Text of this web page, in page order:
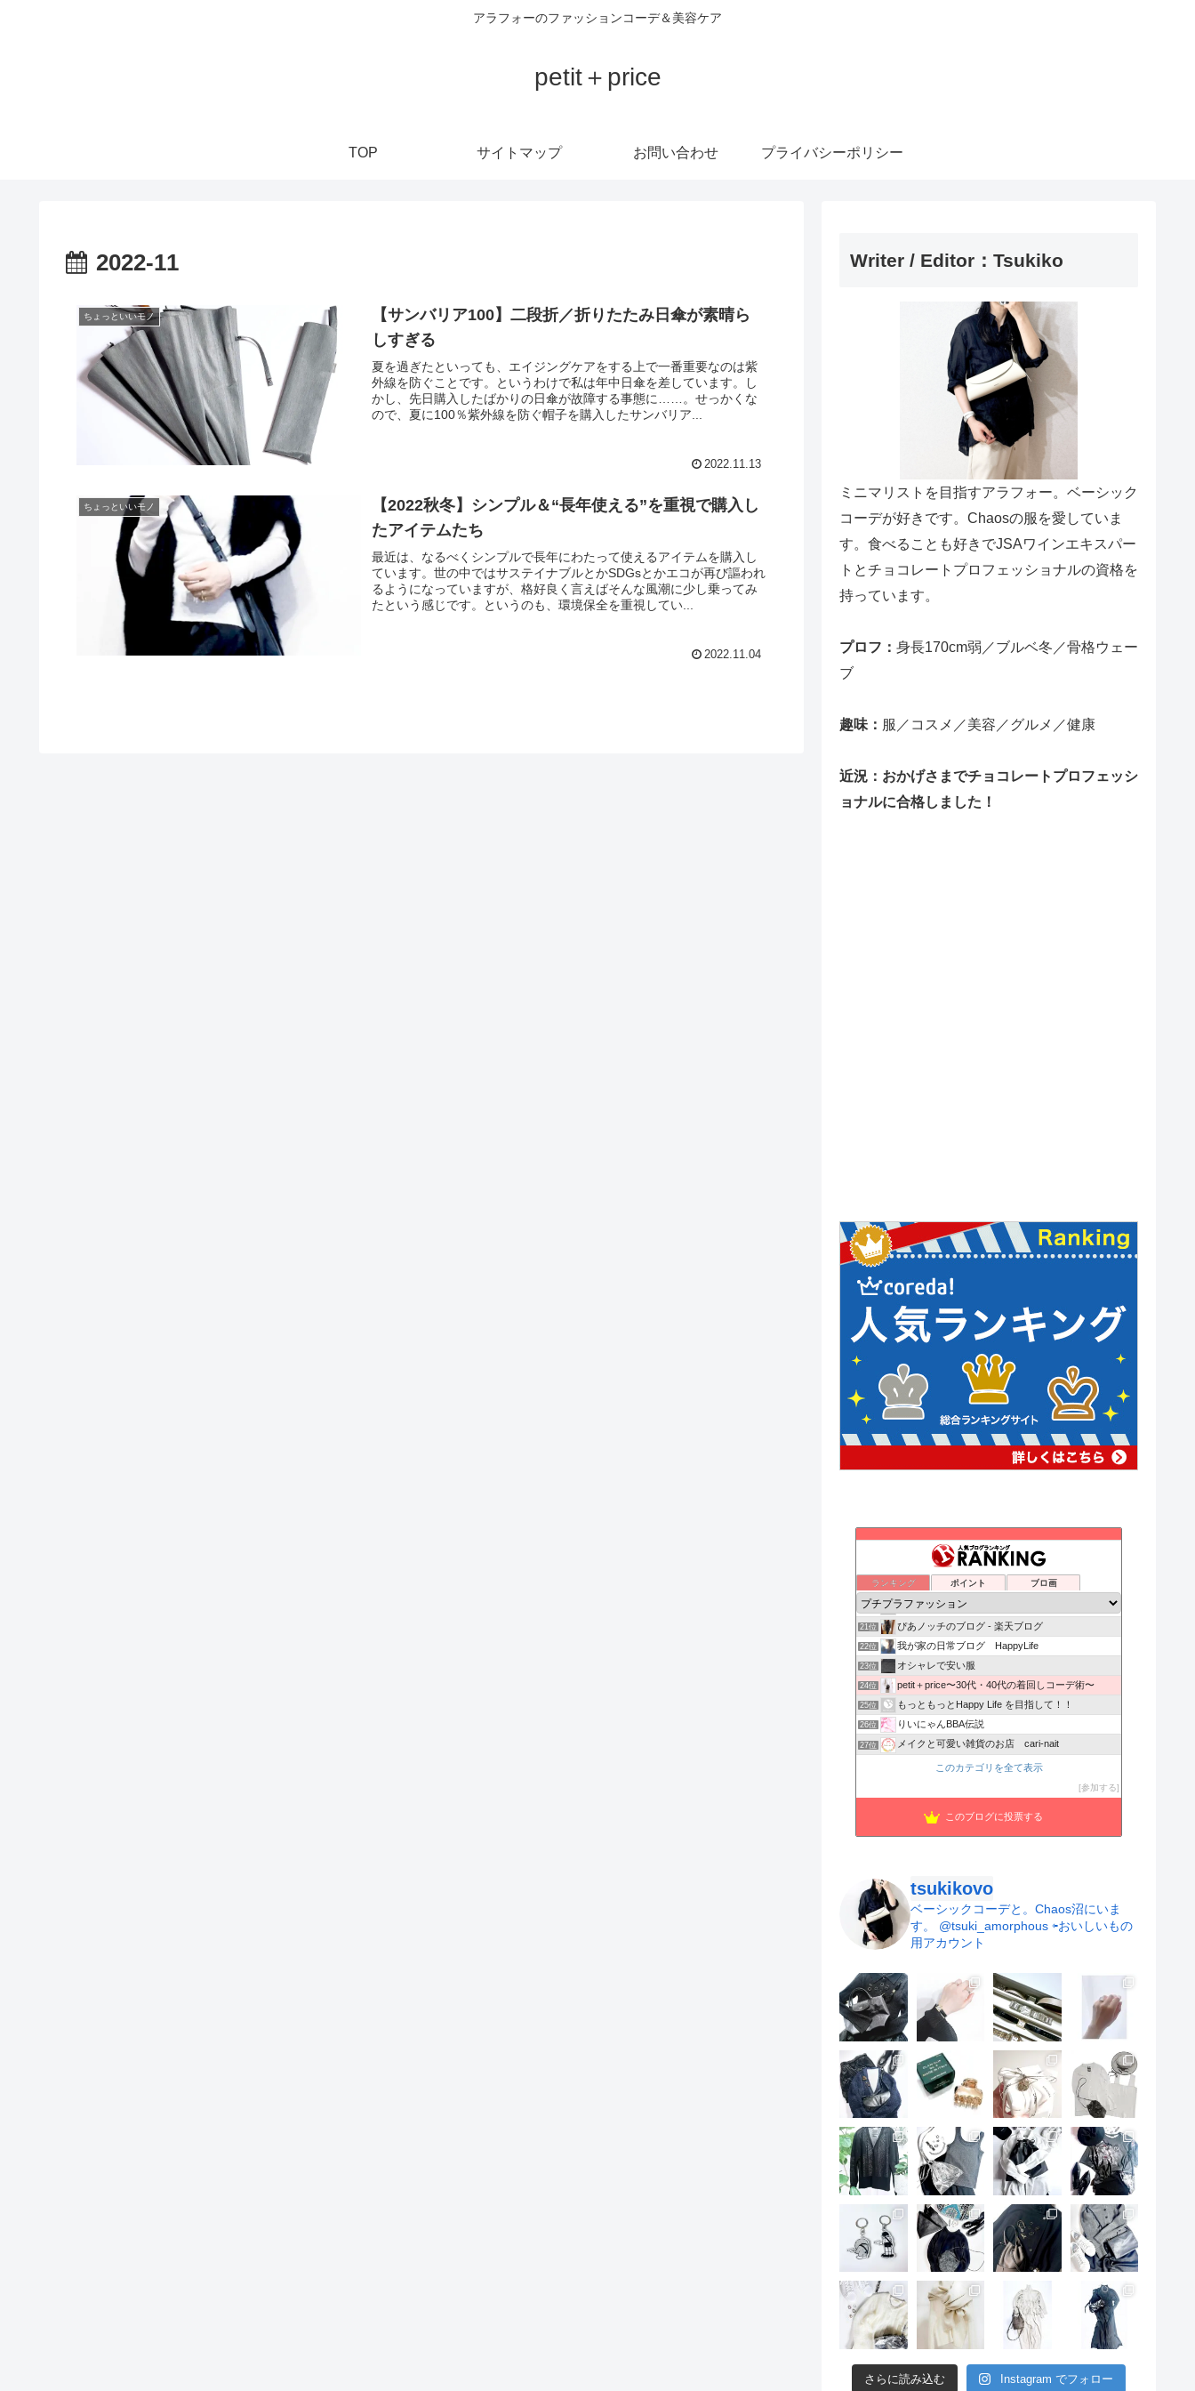
アラフォーのファッションコーデ＆美容ケア
petit＋price
TOP サイトマップ お問い合わせ プライバシーポリシー
2022-11
ちょっといいモノ
【サンバリア100】二段折／折りたたみ日傘が素晴ら
しすぎる
夏を過ぎたといっても、エイジングケアをする上で一番重要なのは紫
外線を防ぐことです。というわけで私は年中日傘を差しています。し
かし、先日購入したばかりの日傘が故障する事態に……。せっかくな
ので、夏に100％紫外線を防ぐ帽子を購入したサンバリア...
2022.11.13
ちょっといいモノ
【2022秋冬】シンプル＆“長年使える”を重視で購入し
たアイテムたち
最近は、なるべくシンプルで長年にわたって使えるアイテムを購入し
ています。世の中ではサステイナブルとかSDGsとかエコが再び謳われ
るようになっていますが、格好良く言えばそんな風潮に少し乗ってみ
たという感じです。というのも、環境保全を重視してい...
2022.11.04
Writer / Editor：Tsukiko
ミニマリストを目指すアラフォー。ベーシック
コーデが好きです。Chaosの服を愛していま
す。食べることも好きでJSAワインエキスパー
トとチョコレートプロフェッショナルの資格を
持っています。
プロフ： 身長170cm弱／ブルベ冬／骨格ウェー
ブ
趣味： 服／コスメ／美容／グルメ／健康
近況：おかげさまでチョコレートプロフェッシ
ョナルに合格しました！
ランキング ポイント ブロ画
小顔を作り出すヘアサロン＆エステ「NON EDGE」
Sサイズママでもおしゃれしたい！
19位 miyaco's diary
20位 通販で実現！海外セレブ＆芸能人ファッションブログ
21位 ぴあノッチのブログ - 楽天ブログ
22位 我が家の日常ブログ HappyLife
23位 オシャレで安い服
24位 petit＋price〜30代・40代の着回しコーデ術〜
25位 もっともっとHappy Life を目指して！！
26位 りいにゃんBBA伝説
27位 メイクと可愛い雑貨のお店 cari-nait
元ライターrikokoママのプチプラ好き
ﾌﾞﾝ子の赤裸々ぶろぐ。
このカテゴリを全て表示
参加する
このブログに投票する
tsukikovo
ベーシックコーデと。Chaos沼にいま
す。
@tsuki_amorphous ⇦おいしいもの
用アカウント
さらに読み込む Instagram でフォロー